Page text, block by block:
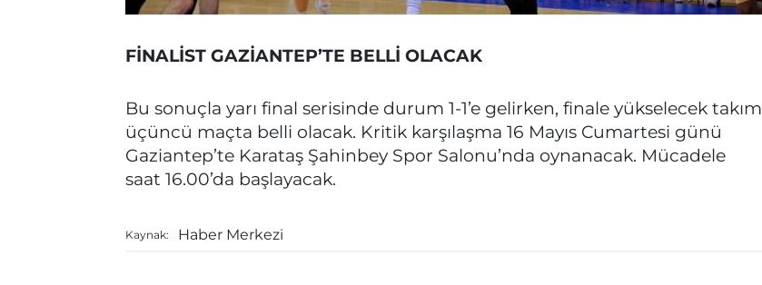
FİNALİST GAZİANTEP’TE BELLİ OLACAK
Bu sonuçla yarı final serisinde durum 1-1’e gelirken, finale yükselecek takım
üçüncü maçta belli olacak. Kritik karşılaşma 16 Mayıs Cumartesi günü
Gaziantep’te Karataş Şahinbey Spor Salonu’nda oynanacak. Mücadele
saat 16.00’da başlayacak.
Kaynak: Haber Merkezi